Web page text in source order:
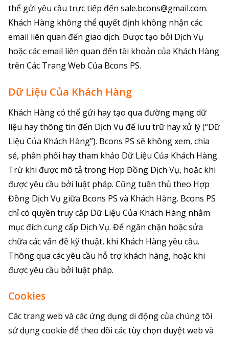
thể gửi yêu cầu trực tiếp đến sale.bcons@gmail.com.
Khách Hàng không thể quyết định không nhận các
email liên quan đến giao dịch. Được tạo bởi Dịch Vụ
hoặc các email liên quan đến tài khoản của Khách Hàng
trên Các Trang Web Của Bcons PS.
Dữ Liệu Của Khách Hàng
Khách Hàng có thể gửi hay tạo qua đường mạng dữ
liệu hay thông tin đến Dịch Vụ để lưu trữ hay xử lý (“Dữ
Liệu Của Khách Hàng”). Bcons PS sẽ không xem, chia
sẻ, phân phối hay tham khảo Dữ Liệu Của Khách Hàng.
Trừ khi được mô tả trong Hợp Đồng Dịch Vụ, hoặc khi
được yêu cầu bởi luật pháp. Cũng tuân thủ theo Hợp
Đồng Dịch Vụ giữa Bcons PS và Khách Hàng. Bcons PS
chỉ có quyền truy cập Dữ Liệu Của Khách Hàng nhằm
mục đích cung cấp Dịch Vụ. Để ngăn chặn hoặc sửa
chữa các vấn đề kỹ thuật, khi Khách Hàng yêu cầu.
Thông qua các yêu cầu hỗ trợ khách hàng, hoặc khi
được yêu cầu bởi luật pháp.
Cookies
Các trang web và các ứng dụng di động của chúng tôi
sử dụng cookie để theo dõi các tùy chọn duyệt web và